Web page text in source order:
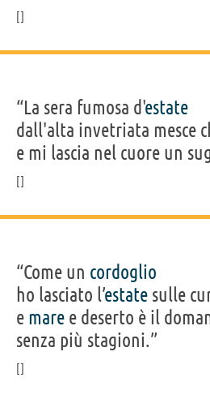
“La sera fumosa d'estate
dall'alta invetriata mesce
e mi lascia nel cuore un
“Come un cordoglio
ho lasciato l’estate sulle
e mare e deserto è il
senza più stagioni.”